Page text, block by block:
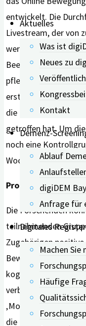
Aktuelles
Was ist
Neues zu
Kontakt
Demenz-
Ablauf
digiDEM
Anfrage für
Digitales Register
Machen Sie
Häufige
entwickelt. Die
Livestream, der von
werden kann. Die
Beeinträchtigungen
pflegenden An- und
erstreckte sich über
die Gruppe zweimal
getroffen hat. Um
noch eine
Wochen später
Programm wirkt
Die Forschenden
teilnehmenden
Zugehörigen
kognitiven
verbesserte
‚Moving Together‘
die Betroffenen nach